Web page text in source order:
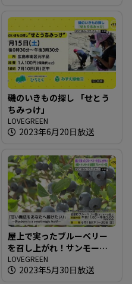
磯のいきもの探し 「せとう
ちみっけ」
LOVEGREEN
2023年6月20日放送
屋上で実ったブルーベリー
を召し上がれ！サンモール
「紙屋町ブルーベリー園」
LOVEGREEN
2023年5月30日放送